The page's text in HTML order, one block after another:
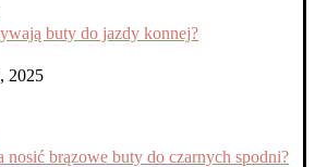
buty do jazdy konnej?
2025
nosić brązowe buty do czarnych spodni?